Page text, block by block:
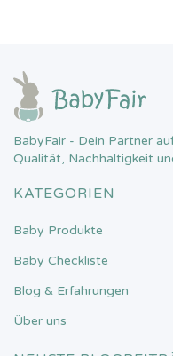
BabyFair - Dein Partner
Qualität, Nachhaltigkeit
KATEGORIEN
Baby Produkte
Baby Checkliste
Blog & Erfahrungen
Über uns